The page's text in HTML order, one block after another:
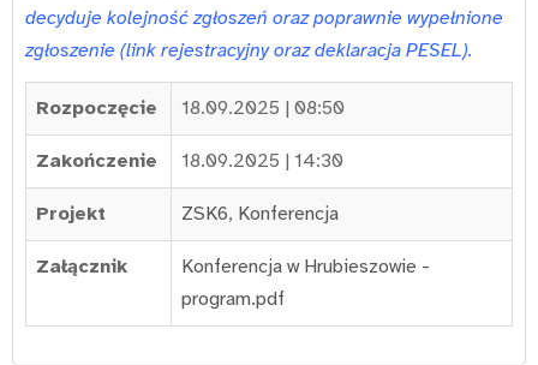
decyduje kolejność zgłoszeń oraz poprawnie wypełnione
zgłoszenie (link rejestracyjny oraz deklaracja PESEL).
Rozpoczęcie 18.09.2025 | 08:50
Zakończenie 18.09.2025 | 14:30
Projekt ZSK6, Konferencja
Załącznik
Konferencja w Hrubieszowie -
program.pdf